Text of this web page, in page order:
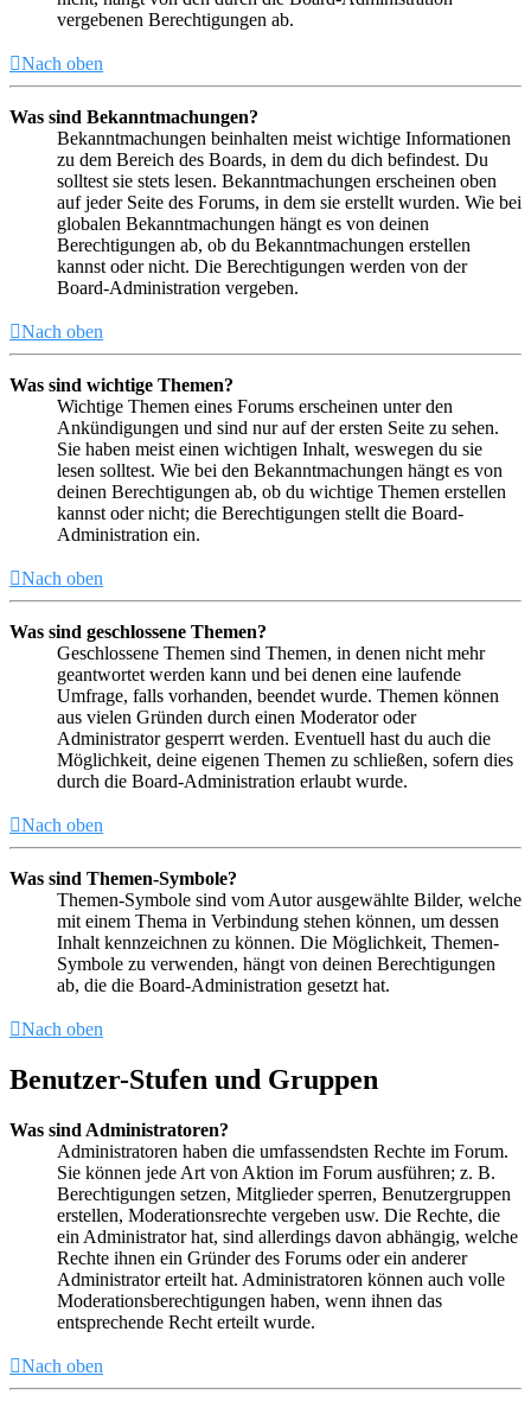
vergebenen Berechtigungen ab.
Nach oben
Was sind Bekanntmachungen?
Bekanntmachungen beinhalten meist wichtige Informationen
zu dem Bereich des Boards, in dem du dich befindest. Du
solltest sie stets lesen. Bekanntmachungen erscheinen oben
auf jeder Seite des Forums, in dem sie erstellt wurden. Wie bei
globalen Bekanntmachungen hängt es von deinen
Berechtigungen ab, ob du Bekanntmachungen erstellen
kannst oder nicht. Die Berechtigungen werden von der
Board-Administration vergeben.
Nach oben
Was sind wichtige Themen?
Wichtige Themen eines Forums erscheinen unter den
Ankündigungen und sind nur auf der ersten Seite zu sehen.
Sie haben meist einen wichtigen Inhalt, weswegen du sie
lesen solltest. Wie bei den Bekanntmachungen hängt es von
deinen Berechtigungen ab, ob du wichtige Themen erstellen
kannst oder nicht; die Berechtigungen stellt die Board-
Administration ein.
Nach oben
Was sind geschlossene Themen?
Geschlossene Themen sind Themen, in denen nicht mehr
geantwortet werden kann und bei denen eine laufende
Umfrage, falls vorhanden, beendet wurde. Themen können
aus vielen Gründen durch einen Moderator oder
Administrator gesperrt werden. Eventuell hast du auch die
Möglichkeit, deine eigenen Themen zu schließen, sofern dies
durch die Board-Administration erlaubt wurde.
Nach oben
Was sind Themen-Symbole?
Themen-Symbole sind vom Autor ausgewählte Bilder, welche
mit einem Thema in Verbindung stehen können, um dessen
Inhalt kennzeichnen zu können. Die Möglichkeit, Themen-
Symbole zu verwenden, hängt von deinen Berechtigungen
ab, die die Board-Administration gesetzt hat.
Nach oben
Benutzer-Stufen und Gruppen
Was sind Administratoren?
Administratoren haben die umfassendsten Rechte im Forum.
Sie können jede Art von Aktion im Forum ausführen; z. B.
Berechtigungen setzen, Mitglieder sperren, Benutzergruppen
erstellen, Moderationsrechte vergeben usw. Die Rechte, die
ein Administrator hat, sind allerdings davon abhängig, welche
Rechte ihnen ein Gründer des Forums oder ein anderer
Administrator erteilt hat. Administratoren können auch volle
Moderationsberechtigungen haben, wenn ihnen das
entsprechende Recht erteilt wurde.
Nach oben